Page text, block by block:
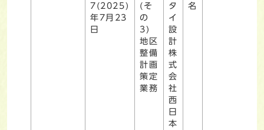
7(2025)
年7月23
日
(そ
の
3)
地区
整備
計画
策定
業務
タ
イ
設
計
株
式
会
社
西
日
本
名